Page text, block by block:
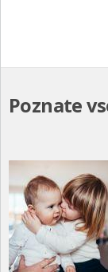
Poznate